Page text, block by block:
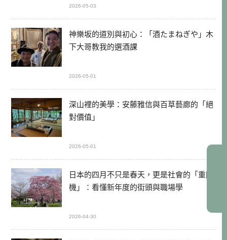
2026-05-03
神樂坂的道別與初心：「酒たまねぎや」木
下大哥教我的選酒課
2026-05-01
深山裡的美學：安藤雅信與百草藝廊的「絕
對價值」
2026-05-01
日本的四月不只是春天，更是社會的「重開
機」：看懂新年度的街頭與職場學
2026-04-30